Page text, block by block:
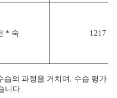
* 숙 1217
습의 과정을 거치며, 수습 평가
니다.